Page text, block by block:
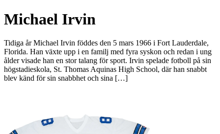
Michael Irvin
Tidiga år Michael Irvin föddes den 5 mars 1966 i Fort Lauderdale,
Florida. Han växte upp i en familj med fyra syskon och redan i ung
ålder visade han en stor talang för sport. Irvin spelade fotboll på sin
högstadieskola, St. Thomas Aquinas High School, där han snabbt
blev känd för sin snabbhet och sina […]